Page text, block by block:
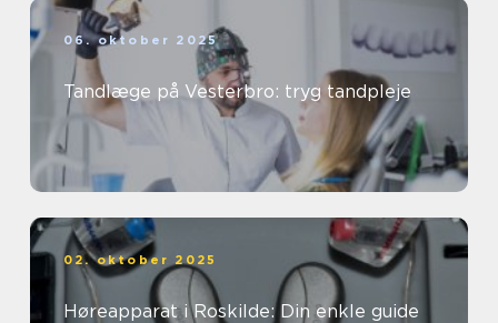
06. oktober 2025
Tandlæge på Vesterbro: tryg tandpleje
02. oktober 2025
Høreapparat i Roskilde: Din enkle guide